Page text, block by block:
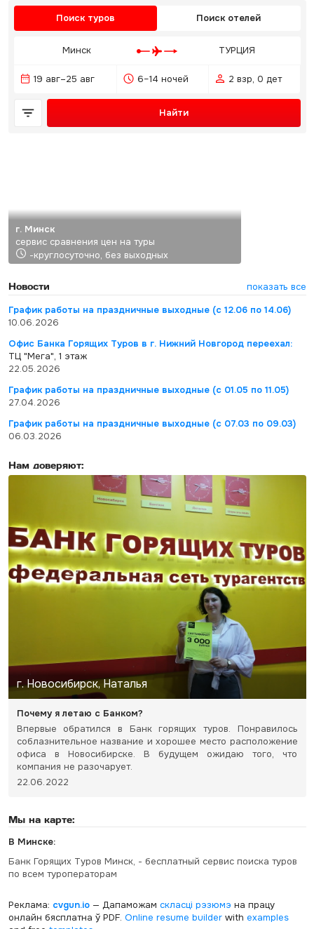
Поиск туров Поиск отелей
Минск ТУРЦИЯ
19 авг–25 авг 6–14 ночей 2 взр, 0 дет
Найти
г. Минск
сервис сравнения цен на туры
-круглосуточно, без выходных
Новости
показать все
График работы на праздничные выходные (с 12.06 по 14.06)
10.06.2026
Офис Банка Горящих Туров в г. Нижний Новгород переехал:
ТЦ "Мега", 1 этаж
22.05.2026
График работы на праздничные выходные (с 01.05 по 11.05)
27.04.2026
График работы на праздничные выходные (с 07.03 по 09.03)
06.03.2026
Нам доверяют:
г. Новосибирск, Наталья
Почему я летаю с Банком?
Впервые обратился в Банк горящих туров. Понравилось
соблазнительное название и хорошее место расположение
офиса в Новосибирске. В будущем ожидаю того, что
компания не разочарует.
22.06.2022
Мы на карте:
В Минске:
Банк Горящих Туров Минск, - бесплатный сервис поиска туров
по всем туроператорам
Реклама: cvgun.io— Дапаможам скласці рэзюмэ на працу
онлайн бясплатна ў PDF. Online resume builderwith examples